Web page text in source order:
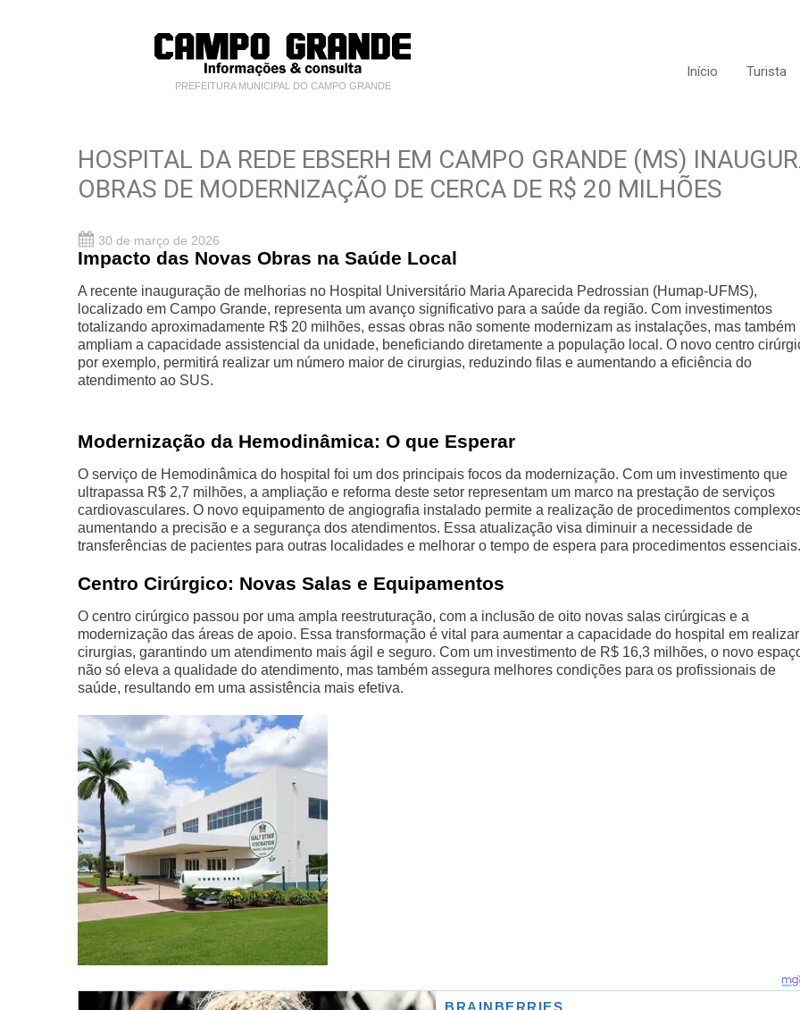
PREFEITURA MUNICIPAL DO CAMPO GRANDE
Início Turista
HOSPITAL DA REDE EBSERH EM CAMPO GRANDE (MS)
OBRAS DE MODERNIZAÇÃO DE CERCA DE R$ 20 MILHÕES
30 de março de 2026
Impacto das Novas Obras na Saúde Local
A recente inauguração de melhorias no Hospital Universitário Maria Aparecida Pedrossian (Humap-UFMS),
localizado em Campo Grande, representa um avanço significativo para a saúde da região. Com investimentos
totalizando aproximadamente R$ 20 milhões, essas obras não somente modernizam as instalações, mas também
ampliam a capacidade assistencial da unidade, beneficiando diretamente a população local. O novo centro
por exemplo, permitirá realizar um número maior de cirurgias, reduzindo filas e aumentando a eficiência do
atendimento ao SUS.
Modernização da Hemodinâmica: O que Esperar
O serviço de Hemodinâmica do hospital foi um dos principais focos da modernização. Com um investimento que
ultrapassa R$ 2,7 milhões, a ampliação e reforma deste setor representam um marco na prestação de serviços
cardiovasculares. O novo equipamento de angiografia instalado permite a realização de procedimentos
aumentando a precisão e a segurança dos atendimentos. Essa atualização visa diminuir a necessidade de
transferências de pacientes para outras localidades e melhorar o tempo de espera para procedimentos essenciais.
Centro Cirúrgico: Novas Salas e Equipamentos
O centro cirúrgico passou por uma ampla reestruturação, com a inclusão de oito novas salas cirúrgicas e a
modernização das áreas de apoio. Essa transformação é vital para aumentar a capacidade do hospital em realizar
cirurgias, garantindo um atendimento mais ágil e seguro. Com um investimento de R$ 16,3 milhões, o novo
não só eleva a qualidade do atendimento, mas também assegura melhores condições para os profissionais de
saúde, resultando em uma assistência mais efetiva.